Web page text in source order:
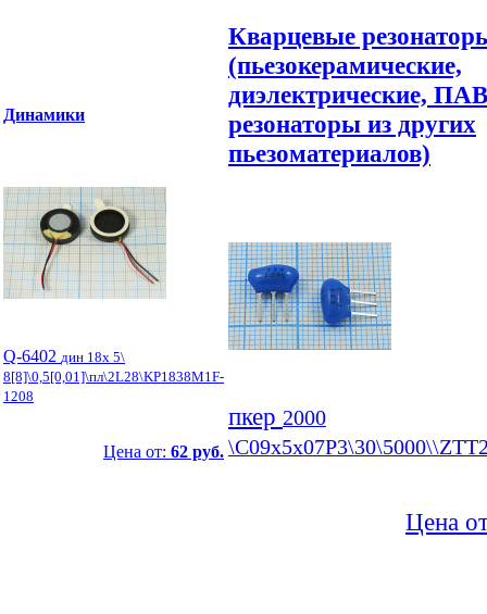
Динамики
Q-6402 дин 18x 5\
8[8]\0,5[0,01]\пл\2L28\KP1838M1F-
1208
Цена от: 62 руб.
Кварцевые
(пьезокерамические,
диэлектрические,
резонаторы из других
пьезоматериалов)
пкер 2000
Цена